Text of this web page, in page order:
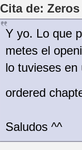
Cita de:
Y yo. Lo que
metes el
lo tuvieses
ordered
Saludos ^^